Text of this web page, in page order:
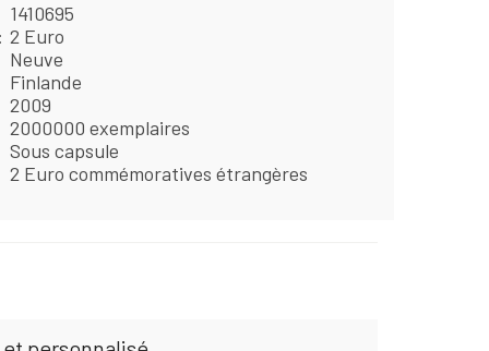
1410695
2 Euro
Neuve
Finlande
2009
2000000 exemplaires
Sous capsule
2 Euro commémoratives étrangères